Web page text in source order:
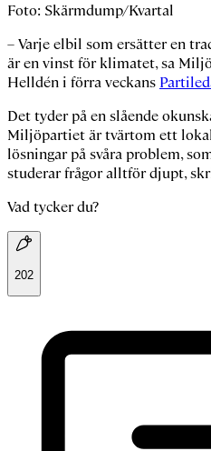
Foto: Skärmdump/Kvartal
– Varje elbil som ersätter en
är en vinst för klimatet, sa
Helldén i förra veckans
Det tyder på en slående
Miljöpartiet är tvärtom ett
lösningar på svåra problem,
studerar frågor alltför djupt,
Vad tycker du?
202